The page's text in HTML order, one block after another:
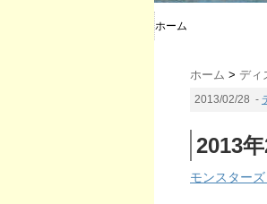
ホーム
ホーム > ディ
2013/02/28 -
2013
モンスター